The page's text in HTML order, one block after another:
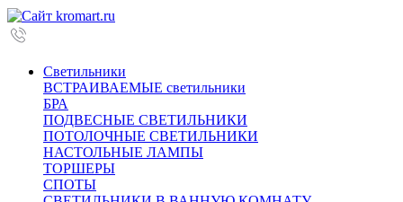
Светильники
ВСТРАИВАЕМЫЕ светильники
БРА
ПОДВЕСНЫЕ СВЕТИЛЬНИКИ
ПОТОЛОЧНЫЕ СВЕТИЛЬНИКИ
НАСТОЛЬНЫЕ ЛАМПЫ
ТОРШЕРЫ
СПОТЫ